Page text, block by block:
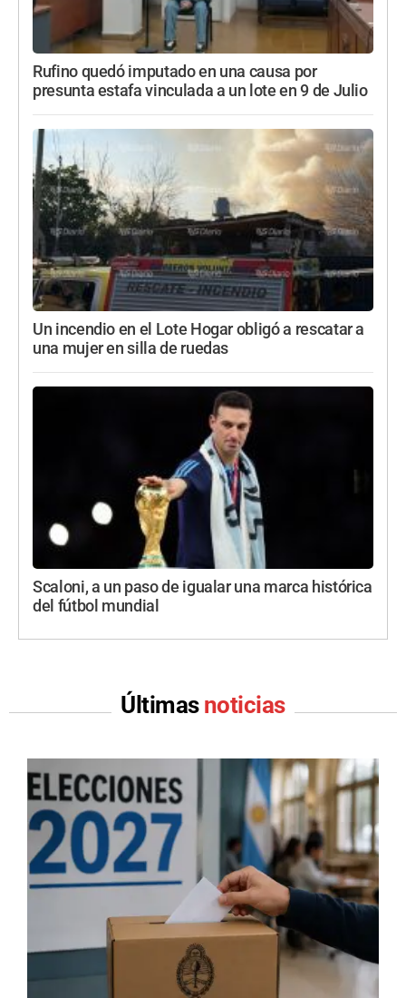
Rufino quedó imputado en una causa por
presunta estafa vinculada a un lote en 9 de Julio
Un incendio en el Lote Hogar obligó a rescatar a
una mujer en silla de ruedas
Scaloni, a un paso de igualar una marca histórica
del fútbol mundial
Últimas noticias